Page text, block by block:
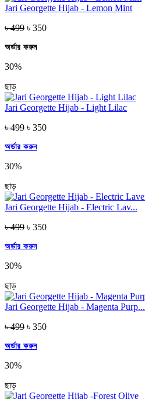
Jari Georgette Hijab - Lemon Mint
৳ 499 ৳ 350
অর্ডার করুন
30%
ছাড়
Jari Georgette Hijab - Light Lilac
৳ 499 ৳ 350
অর্ডার করুন
30%
ছাড়
Jari Georgette Hijab - Electric Lav...
৳ 499 ৳ 350
অর্ডার করুন
30%
ছাড়
Jari Georgette Hijab - Magenta Purp...
৳ 499 ৳ 350
অর্ডার করুন
30%
ছাড়